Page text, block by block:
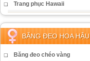
Trang phục Hawaii
BĂNG ĐEO HOA HẬU
Băng đeo chéo vàng